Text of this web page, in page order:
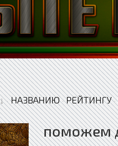
·НАЗВАНИЮ·РЕЙТИНГУ·
поможем